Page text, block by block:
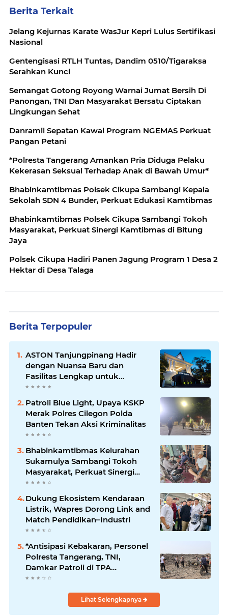
Berita Terkait
Jelang Kejurnas Karate WasJur Kepri Lulus Sertifikasi
Nasional
Gentengisasi RTLH Tuntas, Dandim 0510/Tigaraksa
Serahkan Kunci
Semangat Gotong Royong Warnai Jumat Bersih Di
Panongan, TNI Dan Masyarakat Bersatu Ciptakan
Lingkungan Sehat
Danramil Sepatan Kawal Program NGEMAS Perkuat
Pangan Petani
*Polresta Tangerang Amankan Pria Diduga Pelaku
Kekerasan Seksual Terhadap Anak di Bawah Umur*
Bhabinkamtibmas Polsek Cikupa Sambangi Kepala
Sekolah SDN 4 Bunder, Perkuat Edukasi Kamtibmas
Bhabinkamtibmas Polsek Cikupa Sambangi Tokoh
Masyarakat, Perkuat Sinergi Kamtibmas di Bitung
Jaya
Polsek Cikupa Hadiri Panen Jagung Program 1 Desa 2
Hektar di Desa Talaga
Berita Terpopuler
ASTON Tanjungpinang Hadir
dengan Nuansa Baru dan
Fasilitas Lengkap untuk
Kenyamanan Tamu
Patroli Blue Light, Upaya KSKP
Merak Polres Cilegon Polda
Banten Tekan Aksi Kriminalitas
Bhabinkamtibmas Kelurahan
Sukamulya Sambangi Tokoh
Masyarakat, Perkuat Sinergi
Jaga Kamtibmas
Dukung Ekosistem Kendaraan
Listrik, Wapres Dorong Link and
Match Pendidikan–Industri
*Antisipasi Kebakaran, Personel
Polresta Tangerang, TNI,
Damkar Patroli di TPA
Jatiwaringin*
Lihat Selengkapnya